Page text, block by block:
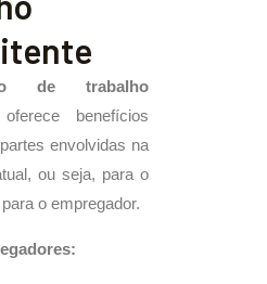
de trabalho
oferece benefícios
envolvidas na
ou seja, para o
o empregador.